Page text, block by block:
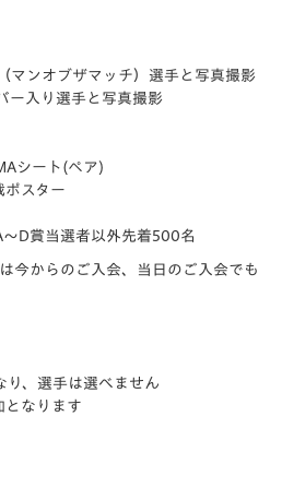
ンオブザマッチ）選手と写真撮影
入り選手と写真撮影
シート(ペア)
スター
D賞当選者以外先着500名
今からのご入会、当日のご入会でも
り、選手は選べません
となります